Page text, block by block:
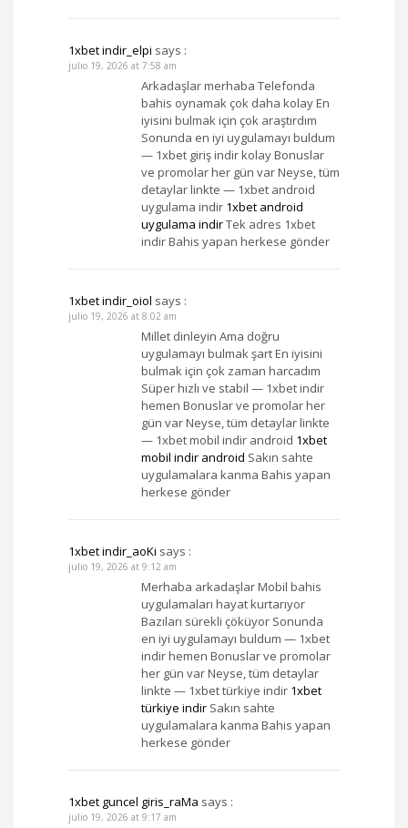
1xbet indir_elpi says :
julio 19, 2026 at 7:58 am
Arkadaşlar merhaba Telefonda
bahis oynamak çok daha kolay En
iyisini bulmak için çok araştırdım
Sonunda en iyi uygulamayı buldum
— 1xbet giriş indir kolay Bonuslar
ve promolar her gün var Neyse, tüm
detaylar linkte — 1xbet android
uygulama indir 1xbet android
uygulama indirTek adres 1xbet
indir Bahis yapan herkese gönder
1xbet indir_oiol says :
julio 19, 2026 at 8:02 am
Millet dinleyin Ama doğru
uygulamayı bulmak şart En iyisini
bulmak için çok zaman harcadım
Süper hızlı ve stabil — 1xbet indir
hemen Bonuslar ve promolar her
gün var Neyse, tüm detaylar linkte
— 1xbet mobil indir android 1xbet
mobil indir android Sakın sahte
uygulamalara kanma Bahis yapan
herkese gönder
1xbet indir_aoKi says :
julio 19, 2026 at 9:12 am
Merhaba arkadaşlar Mobil bahis
uygulamaları hayat kurtarıyor
Bazıları sürekli çöküyor Sonunda
en iyi uygulamayı buldum — 1xbet
indir hemen Bonuslar ve promolar
her gün var Neyse, tüm detaylar
linkte — 1xbet türkiye indir 1xbet
türkiye indir Sakın sahte
uygulamalara kanma Bahis yapan
herkese gönder
1xbet guncel giris_raMa says :
julio 19, 2026 at 9:17 am